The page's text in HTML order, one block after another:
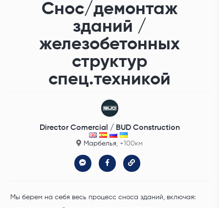
Снос/демонтаж
зданий /
железобетонных
структур
спец.техникой
Director Comercial / BUD Construction
Марбелья, +100км
Мы берем на себя весь процесс сноса зданий, включая: